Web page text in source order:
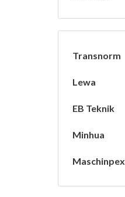
Transnorm
Lewa
EB Teknik
Minhua
Maschinpex